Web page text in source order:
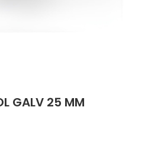
GALV 25 MM